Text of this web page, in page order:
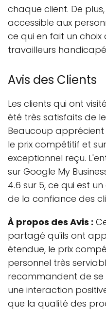
chaque client. De
accessible aux
ce qui en fait un
travailleurs
Avis des Clients
Les clients qui ont
été très satisfaits de
Beaucoup
le prix compétitif et
exceptionnel reçu.
sur Google My
4.6 sur 5, ce qui est
de la confiance des
À propos des Avis :
partagé qu'ils ont
étendue, le prix
personnel très
recommandent de
une interaction
que la qualité des